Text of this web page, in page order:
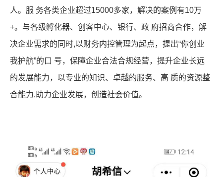
人。服 务各类企业超过15000多家，解决的案例有10万
+。与各级孵化器、创客中心、银行、政 府招商合作，解
决企业需求的同时,以财务内控管理为起点，提出“你创业
我护航”的口 号，保障企业合法合规经营，提升企业长远
的发展能力，以专业的知识、卓越的服务、高 质的资源整
合能力,助力企业发展，创造社会价值。